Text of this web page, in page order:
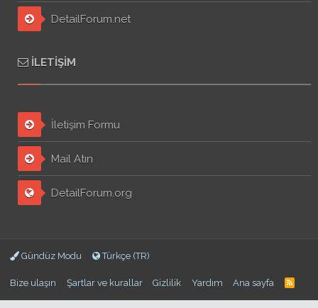
DetailForum.net
İLETIŞIM
İletişim Formu
Mail Atın
DetailForum.org
Gündüz Modu Türkçe (TR)
Bize ulaşın Şartlar ve kurallar Gizlilik Yardım Ana sayfa